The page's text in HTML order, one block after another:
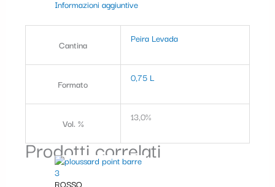
Informazioni aggiuntive
Cantina Peira Levada
Formato 0,75 L
Vol. % 13,0%
Prodotti correlati
ROSSO